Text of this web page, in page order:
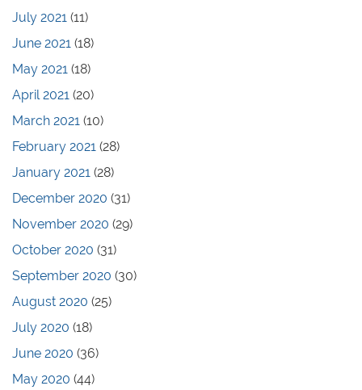
July 2021 (11)
June 2021 (18)
May 2021 (18)
April 2021 (20)
March 2021 (10)
February 2021 (28)
January 2021 (28)
December 2020 (31)
November 2020 (29)
October 2020 (31)
September 2020 (30)
August 2020 (25)
July 2020 (18)
June 2020 (36)
May 2020 (44)